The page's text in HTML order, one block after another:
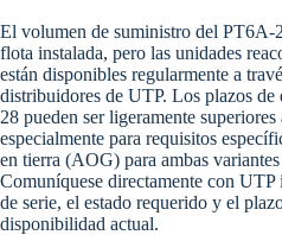
El volumen de suministro del PT6A-
flota instalada, pero las unidades
están disponibles regularmente a
distribuidores de UTP. Los plazos
28 pueden ser ligeramente
especialmente para requisitos
en tierra (AOG) para ambas
Comuníquese directamente con
de serie, el estado requerido y el
disponibilidad actual.